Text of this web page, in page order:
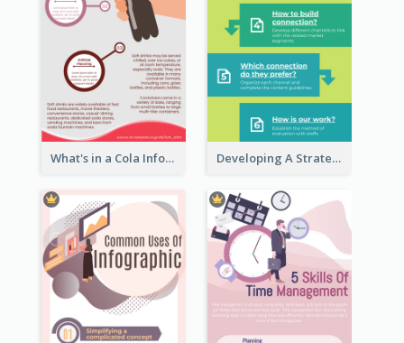
What's in a Cola Infographic Developing A Strategic Marketing Plan Infographic